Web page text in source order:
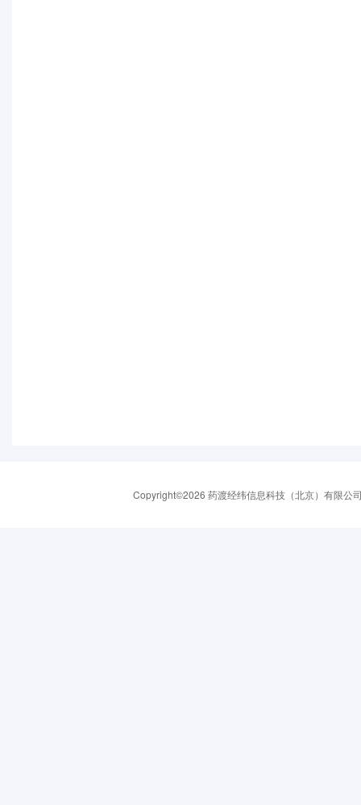
Copyright©2026 药渡经纬信息科技（北京）有限公